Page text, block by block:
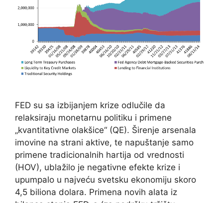
FED su sa izbijanjem krize odlučile da
relaksiraju monetarnu politiku i primene
„kvantitativne olakšice“ (QE). Širenje arsenala
imovine na strani aktive, te napuštanje samo
primene tradicionalnih hartija od vrednosti
(HOV), ublažilo je negativne efekte krize i
upumpalo u najveću svetsku ekonomiju skoro
4,5 biliona dolara. Primena novih alata iz